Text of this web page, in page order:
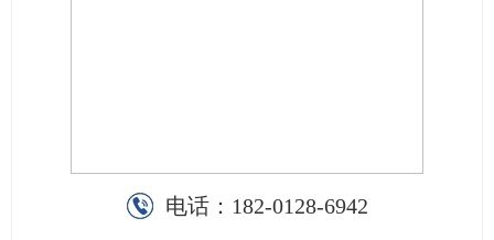
电话： 182-0128-6942